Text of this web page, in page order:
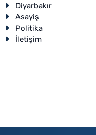
Diyarbakır
Asayiş
Politika
İletişim